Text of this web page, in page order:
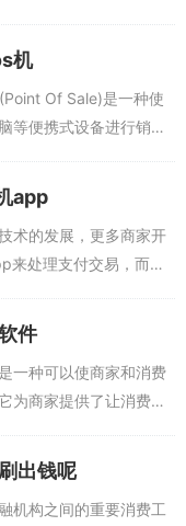
手机号刷卡支付。这种
上或线下支付更加...
机
Of Sale)是一种使
等便携式设备进行销售
票打印，计算销售交易
买...
app
术的发展，更多商家开
来处理支付交易，而靠
分享五款可以刷信用卡
以把信用...
件
一种可以使商家和消费
为商家提供了让消费者
件的出现弥补了传统信
使消费者可以在线使
出钱呢
机构之间的重要消费工